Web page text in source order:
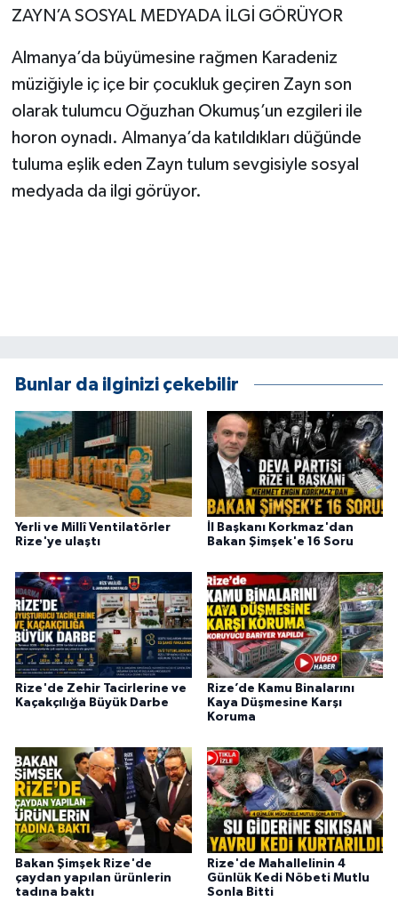
ZAYN’A SOSYAL MEDYADA İLGİ GÖRÜYOR
Almanya’da büyümesine rağmen Karadeniz
müziğiyle iç içe bir çocukluk geçiren Zayn son
olarak tulumcu Oğuzhan Okumuş’un ezgileri ile
horon oynadı. Almanya’da katıldıkları düğünde
tuluma eşlik eden Zayn tulum sevgisiyle sosyal
medyada da ilgi görüyor.
Bunlar da ilginizi çekebilir
Yerli ve Millî Ventilatörler
Rize'ye ulaştı
İl Başkanı Korkmaz'dan
Bakan Şimşek'e 16 Soru
Rize'de Zehir Tacirlerine ve
Kaçakçılığa Büyük Darbe
Rize’de Kamu Binalarını
Kaya Düşmesine Karşı
Koruma
Bakan Şimşek Rize'de
çaydan yapılan ürünlerin
tadına baktı
Rize'de Mahallelinin 4
Günlük Kedi Nöbeti Mutlu
Sonla Bitti